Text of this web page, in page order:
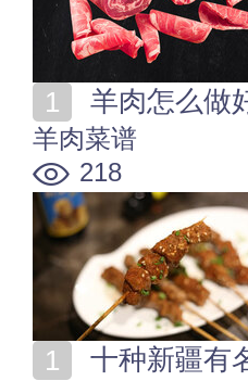
羊肉怎么做
羊肉菜谱
218
十种新疆有